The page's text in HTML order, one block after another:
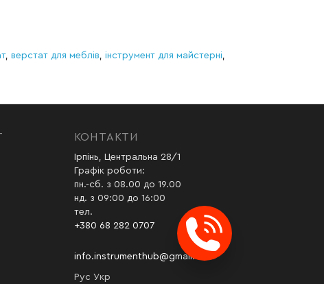
, верстат для меблів інструмент для майстерні
КОНТАКТИ
Ірпінь, Центральна 28/1
Графік роботи:
пн.-сб. з 08.00 до 19.00
нд. з 09:00 до 16:00
тел.
+380 68 282 0707
info.instrumenthub@gmail.com
Рус Укр